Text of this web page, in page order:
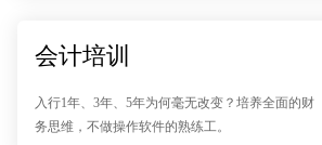
会计培训
入行1年、3年、5年为何毫无改变？培养全面的财
务思维，不做操作软件的熟练工。